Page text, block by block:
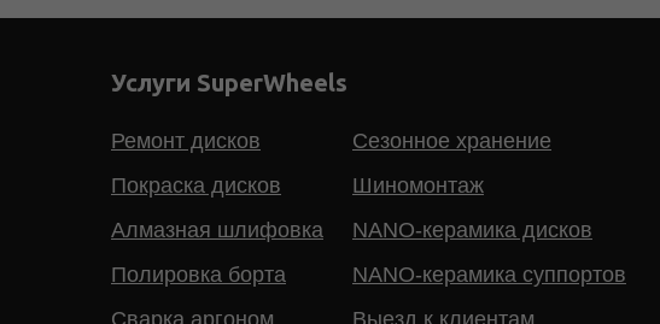
Услуги SuperWheels
Ремонт дисков
Покраска дисков
Алмазная шлифовка
Полировка борта
Сварка аргоном
Сезонное хранение
Шиномонтаж
NANO-керамика дисков
NANO-керамика суппортов
Выезд к клиентам